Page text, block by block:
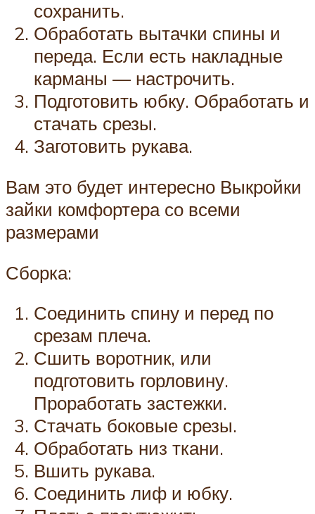
сохранить.
Обработать вытачки спины и
переда. Если есть накладные
карманы — настрочить.
Подготовить юбку. Обработать и
стачать срезы.
Заготовить рукава.
Вам это будет интересно Выкройки
зайки комфортера со всеми
размерами
Сборка:
Соединить спину и перед по
срезам плеча.
Сшить воротник, или
подготовить горловину.
Проработать застежки.
Стачать боковые срезы.
Обработать низ ткани.
Вшить рукава.
Соединить лиф и юбку.